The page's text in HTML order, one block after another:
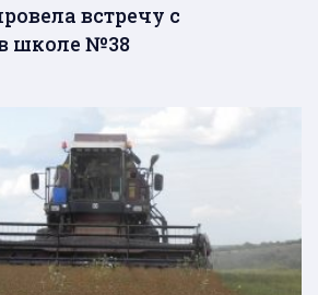
встречу с
школе №38